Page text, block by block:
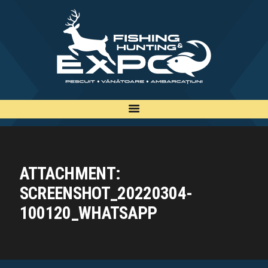
ATTACHMENT:
SCREENSHOT_20220304-
100120_WHATSAPP
INFO
EXPOZANTI
EDITII
CONTACT
EN